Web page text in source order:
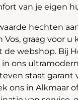
van je eigen
hechten
Vos, graag voor
webshop. Bij
ons
staat
ons in Alkmaar